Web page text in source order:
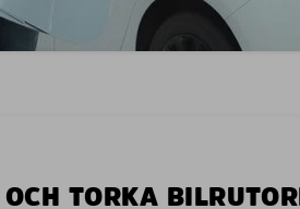
TORKA